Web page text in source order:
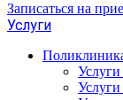
Записаться на
Услуги
Услуги
Услуги